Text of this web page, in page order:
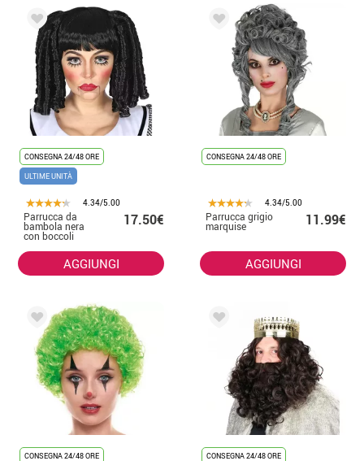
CONSEGNA 24/48 ORE
ULTIME UNITÀ
4.34/5.00
Parrucca da
bambola nera
con boccoli
17.50€
AGGIUNGI
CONSEGNA 24/48 ORE
4.34/5.00
Parrucca grigio
marquise 11.99€
AGGIUNGI
CONSEGNA 24/48 ORE
CONSEGNA 24/48 ORE